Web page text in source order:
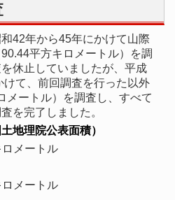
42年から45年にかけて山際
平方キロメートル）を調
休止していましたが、平成
て、前回調査を行った以外
メートル）を調査し、すべて
を完了しました。
地理院公表面積）
メートル
メートル